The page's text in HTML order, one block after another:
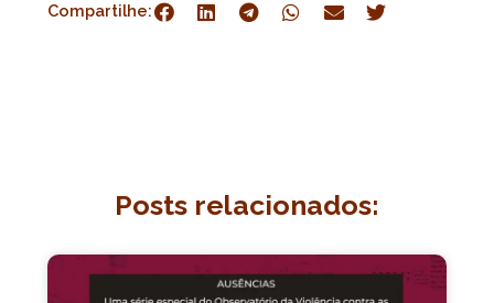
Compartilhe:
Posts relacionados: